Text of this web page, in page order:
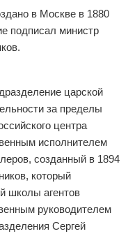
в Москве в 1880
подписал министр
царской
за пределы
центра
исполнителем
созданный в 1894
который
школы агентов
руководителем
Сергей